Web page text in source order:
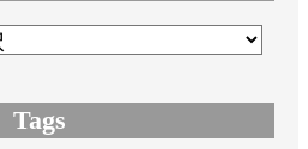
Tags